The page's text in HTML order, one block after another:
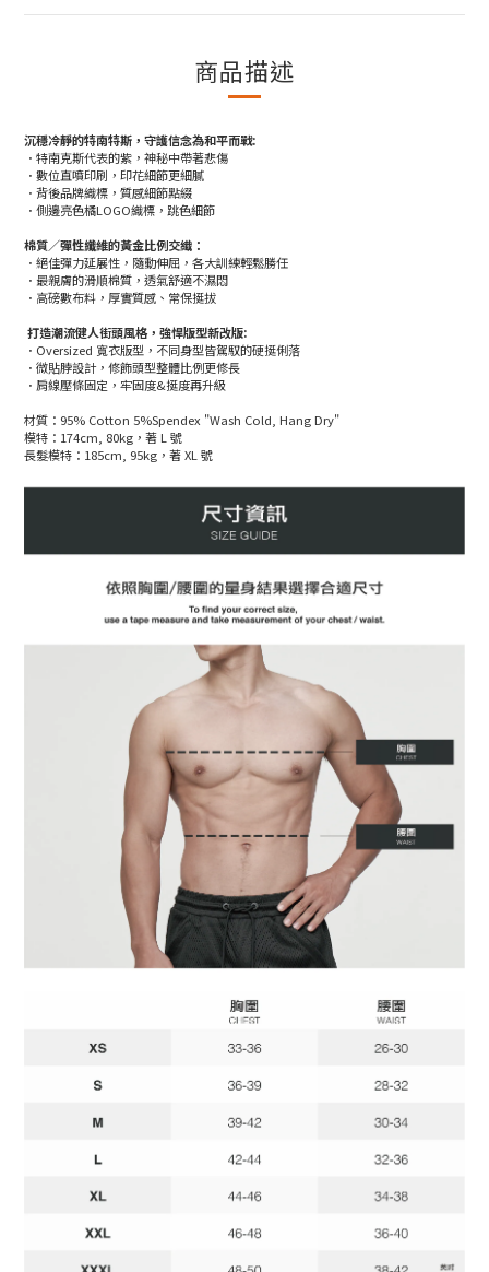
商品描述
沉穩冷靜的特南特斯，守護信念為和平而戰:
．特南克斯代表的紫，神秘中帶著悲傷
．數位直噴印刷，印花細節更細膩
．背後品牌織標，質感細節點綴
．側邊亮色橘LOGO織標，跳色細節
棉質／彈性纖維的黃金比例交織：
．絕佳彈力延展性，隨動伸屈，各大訓練輕鬆勝任
．最親膚的滑順棉質，透氣舒適不濕悶
．高磅數布料，厚實質感、常保挺拔
打造潮流健人街頭風格，強悍版型新改版:
．Oversized 寬衣版型，不同身型皆駕馭的硬挺俐落
．微貼脖設計，修飾頭型整體比例更修長
．肩線壓條固定，牢固度&挺度再升級
材質：95% Cotton 5%Spendex "Wash Cold, Hang Dry"
模特：174cm, 80kg，著 L 號
長髮模特：185cm, 95kg，著 XL 號